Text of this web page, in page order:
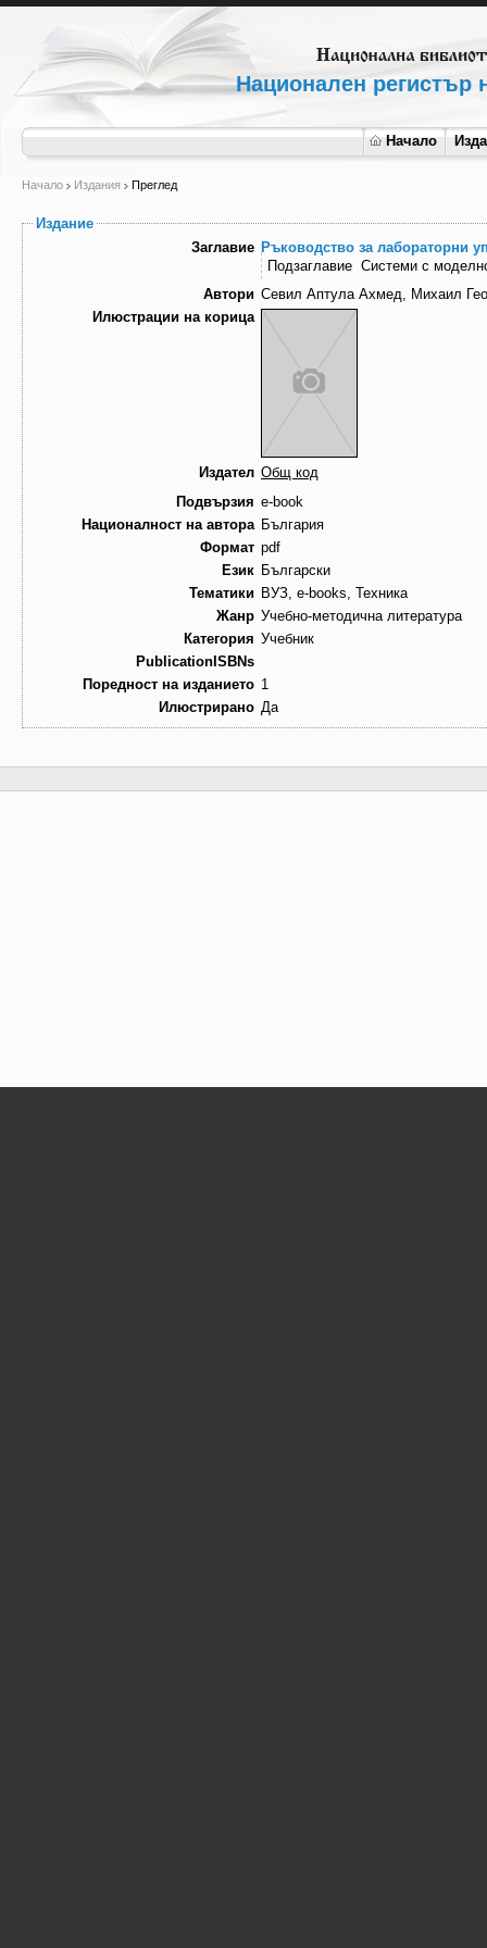
Национален регистър
Начало
Начало Издания Преглед
Издание
Заглавие Ръководство за лабораторни
Подзаглавие Системи с
Автори Севил Аптула Ахмед, Михаил
Илюстрации на корица
Издател Общ код
Подвързия e-book
Националност на автора България
Формат pdf
Език Български
Тематики ВУЗ, e-books, Техника
Жанр Учебно-методична литература
Категория Учебник
PublicationISBNs
Поредност на изданието 1
Илюстрирано Да